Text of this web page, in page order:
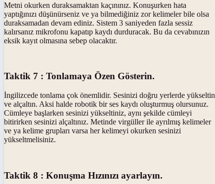
Metni okurken duraksamaktan kaçınınız. Konuşurken hata
yaptığınızı düşünürseniz ve ya bilmediğiniz zor kelimeler bile olsa
duraksamadan devam ediniz. Sistem 3 saniyeden fazla sessiz
kalırsanız mikrofonu kapatıp kaydı durduracak. Bu da cevabınızın
eksik kayıt olmasına sebep olacaktır.
Taktik 7 : Tonlamaya Özen Gösterin.
İngilizcede tonlama çok önemlidir. Sesinizi doğru yerlerde yükseltin
ve alçaltın. Aksi halde robotik bir ses kaydı oluşturmuş olursunuz.
Cümleye başlarken sesinizi yükseltiniz, aynı şekilde cümleyi
bitirirken sesinizi alçaltınız. Metinde virgüller ile ayrılmış kelimeler
ve ya kelime grupları varsa her kelimeyi okurken sesinizi
yükseltmelisiniz.
Taktik 8 : Konuşma Hızınızı ayarlayın.